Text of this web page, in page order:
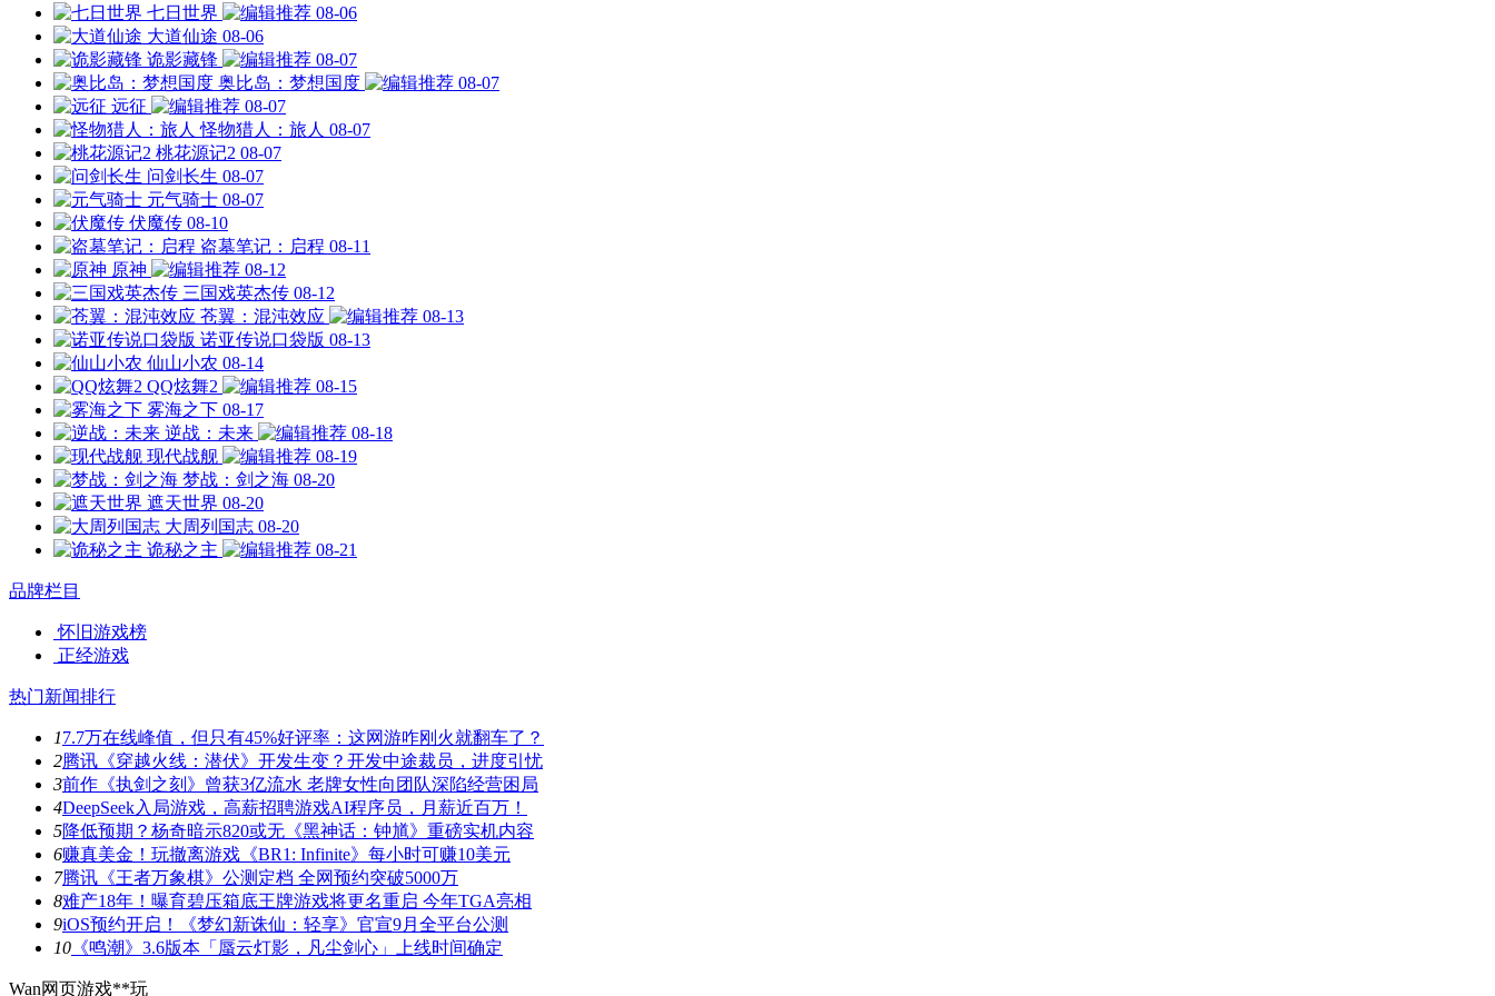
七日世界
08-06
大道仙途 08-06
诡影藏锋
08-07
奥比岛：梦想国度
08-07
远征
08-07
怪物猎人：旅人 08-07
桃花源记2 08-07
问剑长生 08-07
元气骑士 08-07
伏魔传 08-10
盗墓笔记：启程 08-11
原神
08-12
三国戏英杰传 08-12
苍翼：混沌效应
08-13
诺亚传说口袋版 08-13
仙山小农 08-14
QQ炫舞2
08-15
雾海之下 08-17
逆战：未来
08-18
现代战舰
08-19
梦战：剑之海 08-20
遮天世界 08-20
大周列国志 08-20
诡秘之主
08-21
品牌栏目
怀旧游戏榜
正经游戏
热门新闻排行
17.7万在线峰值，但只有45%好评率：这网游咋刚火就翻车了？
2腾讯《穿越火线：潜伏》开发生变？开发中途裁员，进度引忧
3前作《执剑之刻》曾获3亿流水 老牌女性向团队深陷经营困局
4DeepSeek入局游戏，高薪招聘游戏AI程序员，月薪近百万！
5降低预期？杨奇暗示820或无《黑神话：钟馗》重磅实机内容
6赚真美金！玩撤离游戏《BR1: Infinite》每小时可赚10美元
7腾讯《王者万象棋》公测定档 全网预约突破5000万
8难产18年！曝育碧压箱底王牌游戏将更名重启 今年TGA亮相
9iOS预约开启！《梦幻新诛仙：轻享》官宣9月全平台公测
10 《鸣潮》3.6版本「蜃云灯影，凡尘剑心」上线时间确定
Wan网页游戏**玩